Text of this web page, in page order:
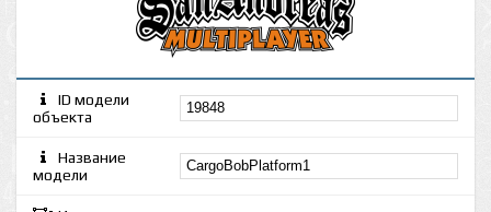
ID модели
объекта
Название
модели